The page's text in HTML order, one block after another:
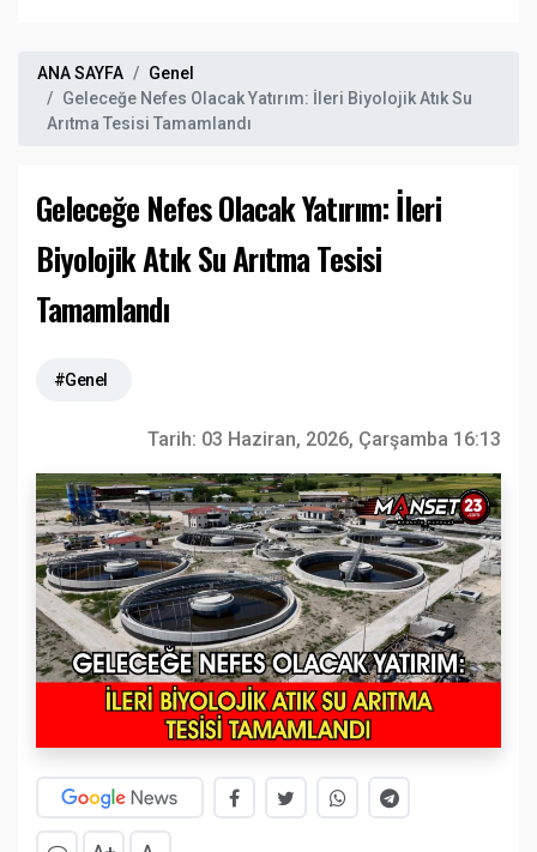
ANA SAYFA
Genel
Geleceğe Nefes Olacak Yatırım: İleri Biyolojik Atık Su
Arıtma Tesisi Tamamlandı
Geleceğe Nefes Olacak Yatırım: İleri
Biyolojik Atık Su Arıtma Tesisi
Tamamlandı
#Genel
Tarih: 03 Haziran, 2026, Çarşamba 16:13